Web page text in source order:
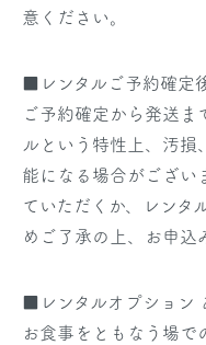
意ください。
■レンタルご予約確定
ご予約確定から発送ま
ルという特性上、汚損
能になる場合がござい
ていただくか、レンタ
めご了承の上、お申込
■レンタルオプション
お食事をともなう場で